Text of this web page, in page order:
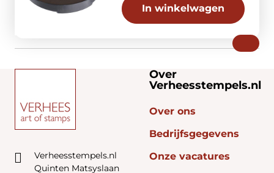
In winkelwagen
Verheesstempels.nl
Quinten Matsyslaan
Over
Verheesstempels.nl
Over ons
Bedrijfsgegevens
Onze vacatures